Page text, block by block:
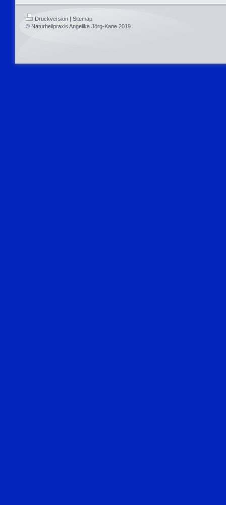
Druckversion | Sitemap
© Naturheilpraxis Angelika Jörg-Kane 2019